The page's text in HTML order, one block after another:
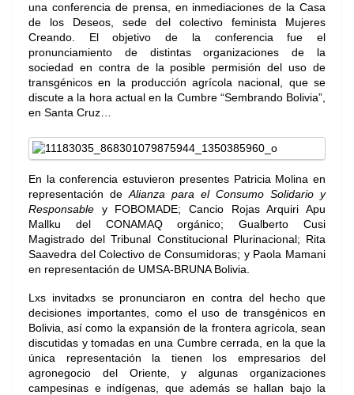
una conferencia de prensa, en inmediaciones de la Casa
de los Deseos, sede del colectivo feminista Mujeres
Creando. El objetivo de la conferencia fue el
pronunciamiento de distintas organizaciones de la
sociedad en contra de la posible permisión del uso de
transgénicos en la producción agrícola nacional, que se
discute a la hora actual en la Cumbre “Sembrando Bolivia”,
en Santa Cruz…
En la conferencia estuvieron presentes Patricia Molina en
representación deAlianza para el Consumo Solidario y
Responsable y FOBOMADE; Cancio Rojas Arquiri Apu
Mallku del CONAMAQ orgánico; Gualberto Cusi
Magistrado del Tribunal Constitucional Plurinacional; Rita
Saavedra del Colectivo de Consumidoras; y Paola Mamani
en representación de UMSA-BRUNA Bolivia.
Lxs invitadxs se pronunciaron en contra del hecho que
decisiones importantes, como el uso de transgénicos en
Bolivia, así como la expansión de la frontera agrícola, sean
discutidas y tomadas en una Cumbre cerrada, en la que la
única representación la tienen los empresarios del
agronegocio del Oriente, y algunas organizaciones
campesinas e indígenas, que además se hallan bajo la